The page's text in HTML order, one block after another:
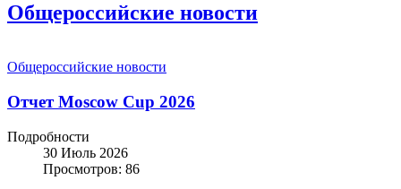
Общероссийские новости
Общероссийские новости
Отчет Moscow Cup 2026
Подробности
30 Июль 2026
Просмотров: 86